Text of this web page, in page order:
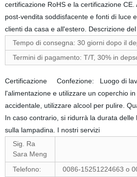
certificazione RoHS e la certificazione
post-vendita soddisfacente e fonti di luce
clienti da casa e all'estero. Descrizione
Tempo di consegna: 30 giorni dopo il
Termini di pagamento: T/T, 30% in
Certificazione Confezione: Luogo di
l'alimentazione e utilizzare un coperchio
accidentale, utilizzare alcool per pulire.
In caso contrario, si ridurrà la durata
sulla lampadina. I nostri servizi
Sig. Ra
Sara Meng
Telefono:
0086-15251224663 o